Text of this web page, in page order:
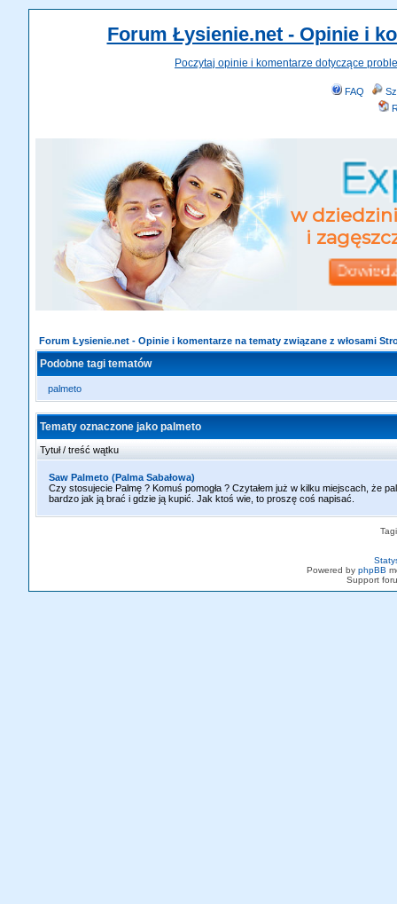
Forum Łysienie.net - Opinie i
Poczytaj opinie i komentarze dotyczące
FAQ
Forum Łysienie.net - Opinie i komentarze na tematy związane z włosami
Podobne tagi tematów
palmeto
Tematy oznaczone jako palmeto
Tytuł / treść wątku
Saw Palmeto (Palma Sabałowa)
Czy stosujecie Palmę ? Komuś pomogła ? Czytałem już w kilku miejscach, że
bardzo jak ją brać i gdzie ją kupić. Jak ktoś wie, to proszę coś napisać.
Powered by phpBB
Support